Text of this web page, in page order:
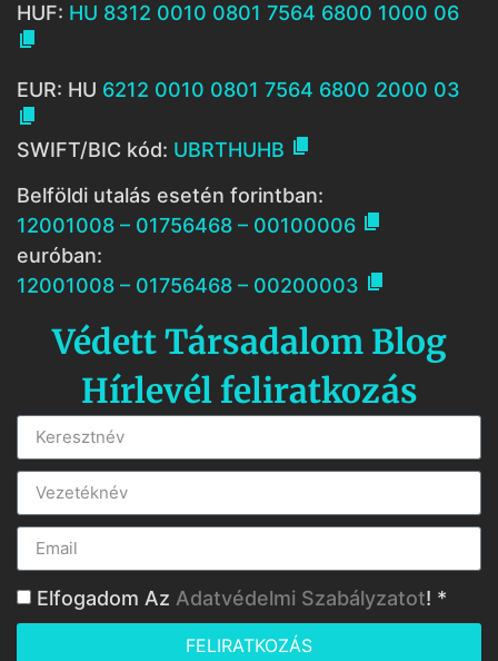
HUF: HU 8312 0010 0801 7564 6800 1000 06

EUR: HU 6212 0010 0801 7564 6800 2000 03

SWIFT/BIC kód: UBRTHUHB 
Belföldi utalás esetén forintban:
12001008 – 01756468 – 00100006 
euróban:
12001008 – 01756468 – 00200003 
Védett Társadalom Blog
Hírlevél feliratkozás
Elfogadom Az Adatvédelmi Szabályzatot! *
FELIRATKOZÁS